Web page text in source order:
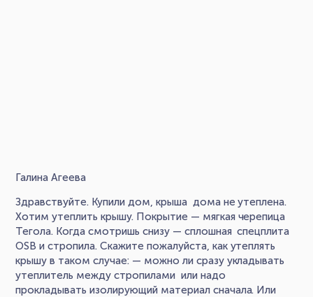
Галина Агеева
Здравствуйте. Купили дом, крыша дома не утеплена.
Хотим утеплить крышу. Покрытие — мягкая черепица
Тегола. Когда смотришь снизу — сплошная спецплита
OSB и стропила. Скажите пожалуйста, как утеплять
крышу в таком случае: — можно ли сразу укладывать
утеплитель между стропилами или надо
прокладывать изолирующий материал сначала. Или